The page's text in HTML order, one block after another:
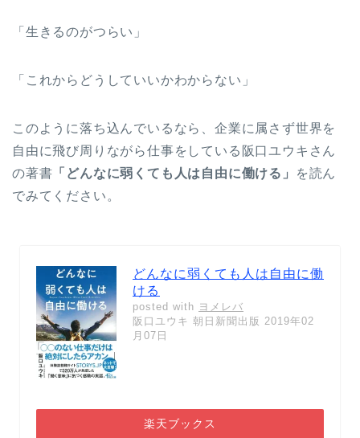
「生きるのがつらい」
「これからどうしていいかわからない」
このように落ち込んでいるなら、企業に属さず世界を
自由に飛び周りながら仕事をしている阪口ユウキさん
の著書 「どんなに弱くても人は自由に働ける」
を読ん
でみてください。
どんなに弱くても人は自由に働
ける
posted with ヨメレバ
阪口ユウキ 朝日新聞出版 2019年02
月07日
楽天ブックス